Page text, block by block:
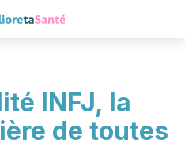
INFJ, la
de toutes